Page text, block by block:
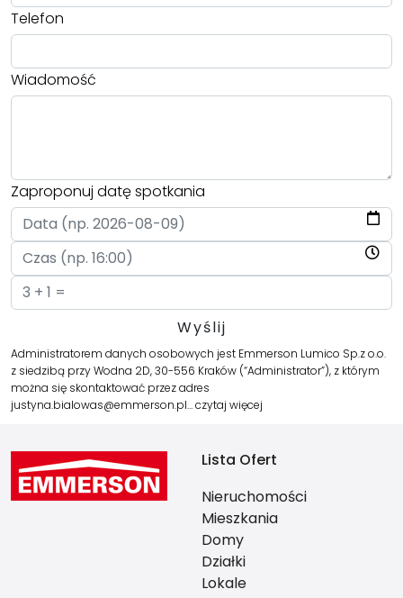
Telefon
Wiadomość
Zaproponuj datę spotkania
Administratorem danych osobowych jest Emmerson Lumico Sp.z o.o.
z siedzibą przy Wodna 2D, 30-556 Kraków (“Administrator”), z którym
można się skontaktować przez adres
justyna.bialowas@emmerson.pl…czytaj więcej
Lista Ofert
Nieruchomości
Mieszkania
Domy
Działki
Lokale